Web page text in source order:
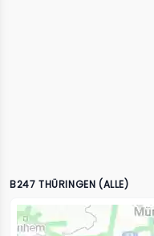
B247 THÜRINGEN (ALLE)